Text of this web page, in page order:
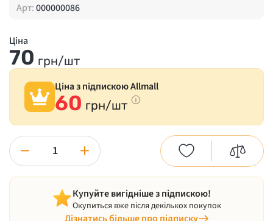
Арт:000000086
Ціна
70 грн/шт
Ціна з підпискою Allmall
60 грн/шт
− +
Купуйте вигідніше з підпискою!
Окупиться вже після декількох покупок